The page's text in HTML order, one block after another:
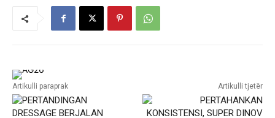
Artikulli paraprak Artikulli tjetër